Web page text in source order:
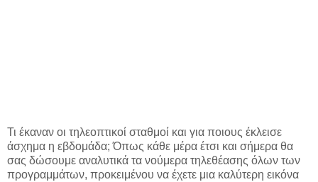
Τι έκαναν οι τηλεοπτικοί σταθμοί και για ποιους έκλεισε
άσχημα η εβδομάδα; Όπως κάθε μέρα έτσι και σήμερα θα
σας δώσουμε αναλυτικά τα νούμερα τηλεθέασης όλων των
προγραμμάτων, προκειμένου να έχετε μια καλύτερη εικόνα